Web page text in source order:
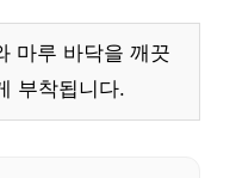
마루 바닥을 깨끗
부착됩니다.